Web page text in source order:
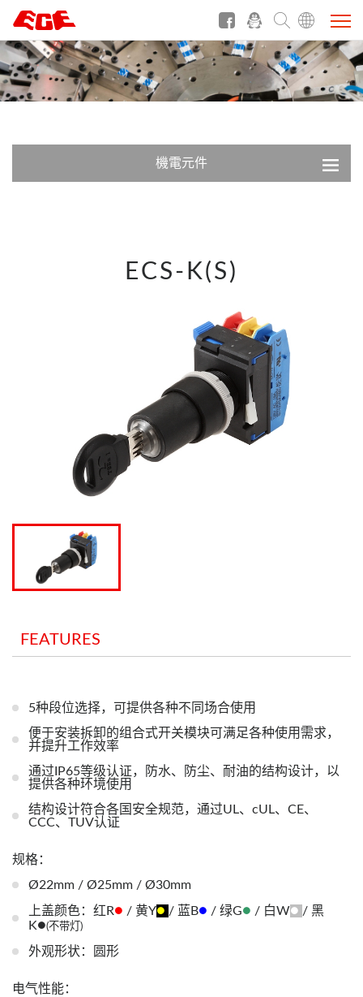
機電元件
ECS-K(S)
FEATURES
5种段位选择，可提供各种不同场合使用
便于安装拆卸的组合式开关模块可满足各种使用需求，
并提升工作效率
通过IP65等级认证，防水、防尘、耐油的结构设计，以
提供各种环境使用
结构设计符合各国安全规范，通过UL、cUL、CE、
CCC、TUV认证
规格：
Ø22mm / Ø25mm / Ø30mm
上盖颜色：红R● / 黄Y● / 蓝B● / 绿G● / 白W● / 黑
K●(不带灯)
外观形状：圆形
电气性能：